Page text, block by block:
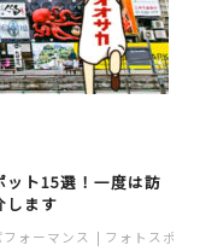
ト15選！一度は訪
します
ォーマンス フォトスポッ